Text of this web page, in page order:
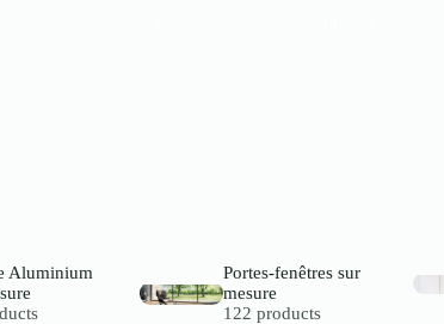
Aluminium
Portes-fenêtres sur
mesure
122 products